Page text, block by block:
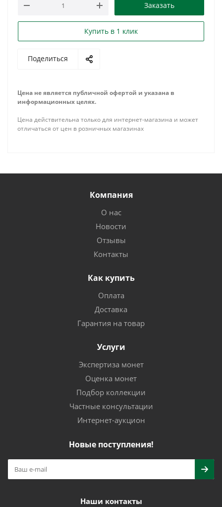
Заказать
Купить в 1 клик
Поделиться
Цена не является публичной офертой и указана в
информационных целях.
Цена действительна только для интернет-магазина и может
отличаться от цен в розничных магазинах
Компания
О нас
Новости
Отзывы
Контакты
Как купить
Оплата
Доставка
Гарантия на товар
Услуги
Экспертиза монет
Оценка монет
Подбор коллекции
Частные консультации
Интернет-аукцион
Новые поступления!
Наши контакты